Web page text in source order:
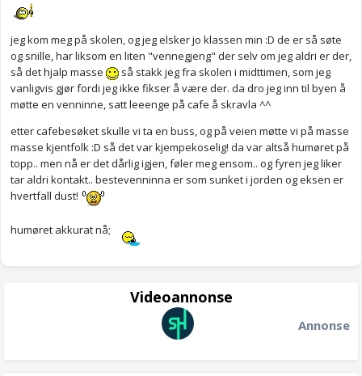
jeg kom meg på skolen, og jeg elsker jo klassen min :D de er så søte
og snille, har liksom en liten "vennegjeng" der selv om jeg aldri er der,
så det hjalp masse
så stakk jeg fra skolen i midttimen, som jeg
vanligvis gjør fordi jeg ikke fikser å være der. da dro jeg inn til byen å
møtte en venninne, satt leeenge på cafe å skravla ^^
etter cafebesøket skulle vi ta en buss, og på veien møtte vi på masse
masse kjentfolk :D så det var kjempekoselig! da var altså humøret på
topp.. men nå er det dårlig igjen, føler meg ensom.. og fyren jeg liker
tar aldri kontakt.. bestevenninna er som sunket i jorden og eksen er
hvertfall dust!
humøret akkurat nå;
Videoannonse
Annonse